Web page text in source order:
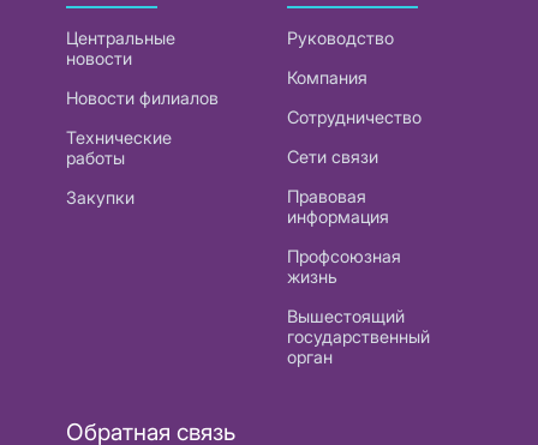
Центральные
новости
Новости филиалов
Технические
работы
Закупки
Руководство
Компания
Сотрудничество
Сети связи
Правовая
информация
Профсоюзная
жизнь
Вышестоящий
государственный
орган
Обратная связь